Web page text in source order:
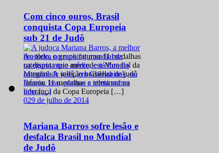
Com cinco ouros, Brasil
conquista Copa Europeia
sub 21 de Judô
Ao todo, o grupo faturou 11 medalhas
na disputa que antecede o Mundial da
categoria A seleção brasileira de judô
faturou 11 medalhas e terminou na
liderança da Copa Europeia […]
029 de julho de 2014
Mariana Barros sofre lesão e
desfalca Brasil no Mundial
de Judô